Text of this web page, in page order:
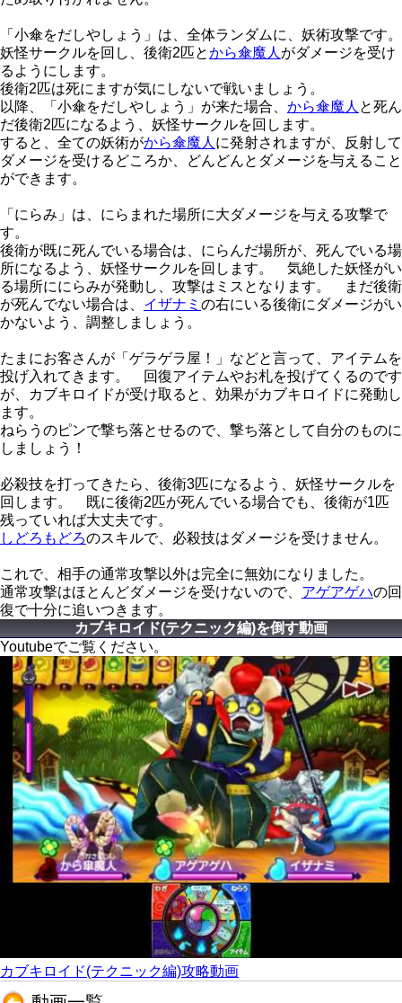
「小傘をだしやしょう」は、全体ランダムに、妖術攻撃です。
妖怪サークルを回し、後衛2匹とから傘魔人 がダメージを受け
るようにします。
後衛2匹は死にますが気にしないで戦いましょう。
以降、「小傘をだしやしょう」が来た場合、 から傘魔人 と死ん
だ後衛2匹になるよう、妖怪サークルを回します。
すると、全ての妖術がから傘魔人 に発射されますが、反射して
ダメージを受けるどころか、どんどんとダメージを与えること
ができます。
「にらみ」は、にらまれた場所に大ダメージを与える攻撃で
す。
後衛が既に死んでいる場合は、にらんだ場所が、死んでいる場
所になるよう、妖怪サークルを回します。 気絶した妖怪がい
る場所ににらみが発動し、攻撃はミスとなります。 まだ後衛
が死んでない場合は、 イザナミ の右にいる後衛にダメージがい
かないよう、調整しましょう。
たまにお客さんが「ゲラゲラ屋！」などと言って、アイテムを
投げ入れてきます。 回復アイテムやお札を投げてくるのです
が、カブキロイドが受け取ると、効果がカブキロイドに発動し
ます。
ねらうのピンで撃ち落とせるので、撃ち落として自分のものに
しましょう！
必殺技を打ってきたら、後衛3匹になるよう、妖怪サークルを
回します。 既に後衛2匹が死んでいる場合でも、後衛が1匹
残っていれば大丈夫です。
しどろもどろのスキルで、必殺技はダメージを受けません。
これで、相手の通常攻撃以外は完全に無効になりました。
通常攻撃はほとんどダメージを受けないので、 アゲアゲハの回
復で十分に追いつきます。
カブキロイド(テクニック編)を倒す動画
Youtubeでご覧ください。
カブキロイド(テクニック編)攻略動画